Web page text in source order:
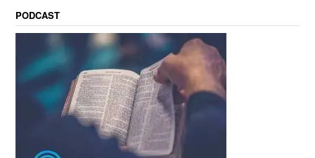
PODCAST